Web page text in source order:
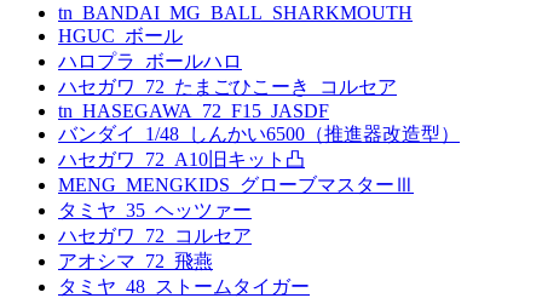
tn_BANDAI_MG_BALL_SHARKMOUTH
HGUC_ボール
ハロプラ_ボールハロ
ハセガワ_72_たまごひこーき_コルセア
tn_HASEGAWA_72_F15_JASDF
バンダイ_1/48_しんかい6500（推進器改造型）
ハセガワ_72_A10旧キット凸
MENG_MENGKIDS_グローブマスターⅢ
タミヤ_35_ヘッツァー
ハセガワ_72_コルセア
アオシマ_72_飛燕
タミヤ_48_ストームタイガー